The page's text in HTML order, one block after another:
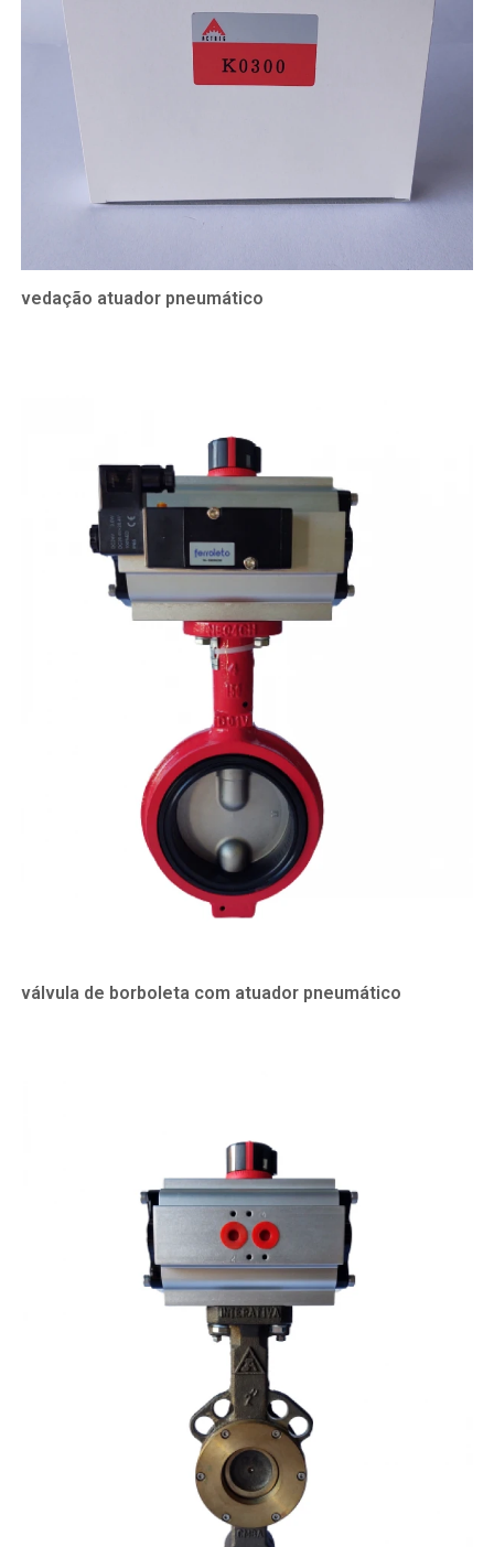
vedação atuador pneumático
válvula de borboleta com atuador pneumático